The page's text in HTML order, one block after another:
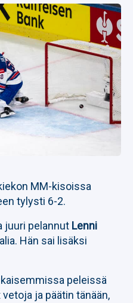
MM-kisoissa
tylysti 6-2.
juuri pelannut Lenni
Hän sai lisäksi
peleissä
ja päätin tänään,